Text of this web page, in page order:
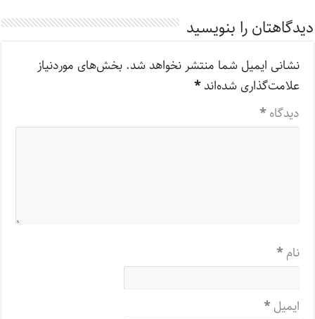
دیدگاهتان را بنویسید
نشانی ایمیل شما منتشر نخواهد شد. بخش‌های موردنیاز
علامت‌گذاری شده‌اند*
دیدگاه*
نام*
ایمیل*